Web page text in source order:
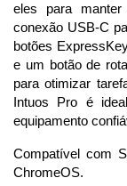
eles para
conexão USB-C
botões
e um botão de
para otimizar
Intuos Pro é
equipamento
Compatível com
ChromeOS.